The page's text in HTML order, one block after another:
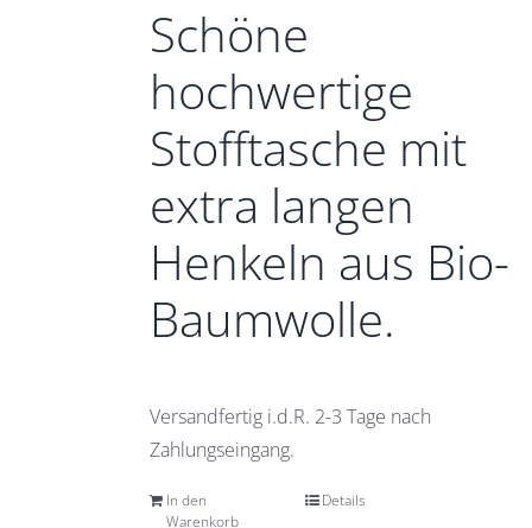
Schöne
hochwertige
Stofftasche mit
extra langen
Henkeln aus Bio-
Baumwolle.
Versandfertig i.d.R. 2-3 Tage nach
Zahlungseingang.
In den
Warenkorb
Details